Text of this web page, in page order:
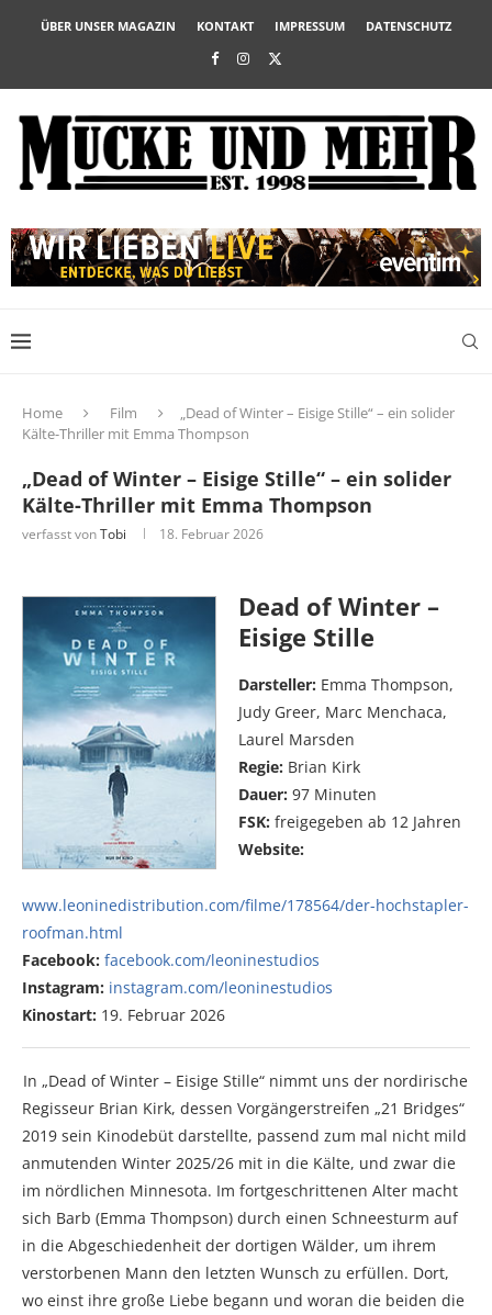
ÜBER UNSER MAGAZIN KONTAKT IMPRESSUM DATENSCHUTZ
Home Film
„Dead of Winter – Eisige Stille“ – ein solider
Kälte-Thriller mit Emma Thompson
„Dead of Winter – Eisige Stille“ – ein solider
Kälte-Thriller mit Emma Thompson
verfasst vonTobi 18. Februar 2026
Dead of Winter –
Eisige Stille
Darsteller: Emma Thompson,
Judy Greer, Marc Menchaca,
Laurel Marsden
Regie: Brian Kirk
Dauer: 97 Minuten
FSK: freigegeben ab 12 Jahren
Website:
www.leoninedistribution.com/filme/178564/der-hochstapler-
roofman.html
Facebook: facebook.com/leoninestudios
Instagram: instagram.com/leoninestudios
Kinostart: 19. Februar 2026
In „Dead of Winter – Eisige Stille“ nimmt uns der nordirische
Regisseur Brian Kirk, dessen Vorgängerstreifen „21 Bridges“
2019 sein Kinodebüt darstellte, passend zum mal nicht mild
anmutenden Winter 2025/26 mit in die Kälte, und zwar die
im nördlichen Minnesota. Im fortgeschrittenen Alter macht
sich Barb (Emma Thompson) durch einen Schneesturm auf
in die Abgeschiedenheit der dortigen Wälder, um ihrem
verstorbenen Mann den letzten Wunsch zu erfüllen. Dort,
wo einst ihre große Liebe begann und woran die beiden die